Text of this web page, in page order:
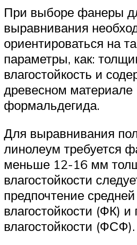
При выборе фанеры
выравнивания
ориентироваться на
параметры, как:
влагостойкость и
древесном материале
формальдегида.
Для выравнивания
линолеум требуется
меньше 12-16 мм
влагостойкости
предпочтение средней
влагостойкости (ФК)
влагостойкости (ФСФ).